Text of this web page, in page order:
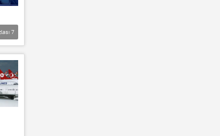
7